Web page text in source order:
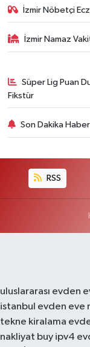
İzmir Nöbetçi
İzmir Namaz
Süper Lig Puan
Fikstür
Son Dakika
RSS
uluslararası evden
istanbul evden eve
tekne kiralama
nakliyat buy ipv4